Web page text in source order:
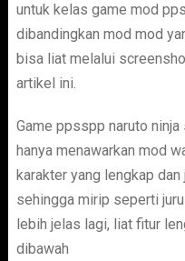
untuk kelas game mod
dibandingkan mod mod
bisa liat melalui
artikel ini.
Game ppsspp naruto
hanya menawarkan mod
karakter yang lengkap
sehingga mirip seperti
lebih jelas lagi, liat fitur
dibawah